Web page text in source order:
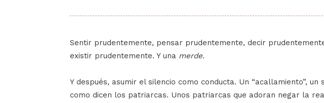
Sentir prudentemente, pensar prudentemente, decir
existir prudentemente. Y una merde.
Y después, asumir el silencio como conducta. Un “acallamiento”, un
como dicen los patriarcas. Unos patriarcas que adoran negar la